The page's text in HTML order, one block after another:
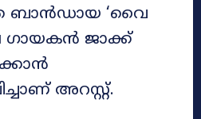
ബാൻഡായ ‘വൈ
ഗായകൻ ജാക്ക്
അറസ്റ്റ്.